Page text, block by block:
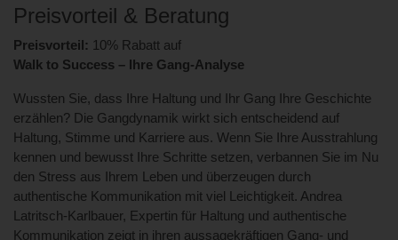
Preisvorteil & Beratung
Preisvorteil: 10% Rabatt auf
Walk to Success – Ihre Gang-Analyse
Wussten Sie, dass Ihre Haltung und Ihr Gang Ihre Geschichte
erzählen? Die Gangdynamik wirkt sich entscheidend auf
Haltung, Stimme und Karriere aus. Wenn Sie Ihre Ausstrahlung
kennen und bewusst Ihre Schritte setzen, verbannen Sie im Nu
den Stress aus Ihrem Leben und überzeugen durch
authentische Kommunikation mit viel Leichtigkeit. Andrea
Latritsch-Karlbauer, Expertin für Haltung und authentische
Kommunikation zeigt in ihren aussagekräftigen Gang- und